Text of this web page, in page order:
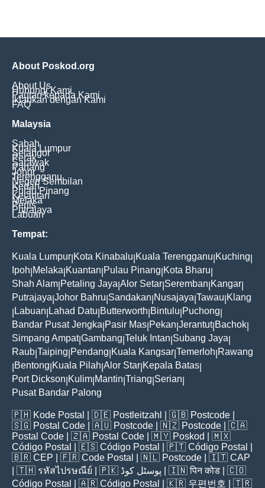
About Poskod.org
About Us
Hubungi Kami
Pautan kepada Kami
Iklankan dengan Kami
FAQ
Malaysia
Sabah
Kuala Lumpur
Selangor
Perak
Sarawak
Pahang
Johor
Terengganu
Negeri Sembilan
Kedah
Pulau Pinang
Kelantan
Melaka
Perlis
Putrajaya
Labuan
Tempat:
Kuala Lumpur Kota Kinabalu Kuala Terengganu Kuching
Ipoh Melaka Kuantan Pulau Pinang Kota Bharu
Shah Alam Petaling Jaya Alor Setar Seremban Kangar
Putrajaya Johor Bahru Sandakan Nusajaya Tawau Klang
Labuan Lahad Datu Butterworth Bintulu Puchong
Bandar Pusat Jengka Pasir Mas Pekan Jerantut| Bachok
Simpang Ampat|Gambang Teluk Intan Subang Jaya
Raub Taiping Pendang Kuala Kangsar Temerloh Rawang
Bentong Kuala Pilah Alor Star Kepala Batas
Port Dickson Kulim Mantin Triang Serian
Pusat Bandar Palong
🇵🇭 Kode Postal | 🇩🇪 Postleitzahl | 🇬🇧 Postcode
🇸🇬 Postal Code | 🇦🇺 Postcode | 🇳🇿 Postcode | 🇨🇦
Postal Code | 🇿🇦 Postal Code | 🇲🇾 Poskod
| 🇲🇽
Código Postal
| 🇪🇸 Código Postal | 🇵🇹 Código Postal
🇧🇷 CEP | 🇫🇷 Code Postal | 🇳🇱 Postcode | 🇮🇹 CAP
| 🇹🇭 รหัสไปรษณีย์ | 🇵🇰 پوسٹل کوڈ | 🇮🇳पिन कोड | 🇨🇴
Código Postal
| 🇦🇷 Código Postal | 🇰🇷 우편번호 | 🇹🇷